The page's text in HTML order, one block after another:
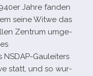
Jahre fan­den
seine Witwe das
Zentrum umge­
​Gauleiters
statt, und so wur­